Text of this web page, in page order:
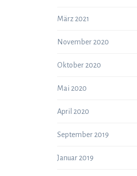
März 2021
November 2020
Oktober 2020
Mai 2020
April 2020
September 2019
Januar 2019